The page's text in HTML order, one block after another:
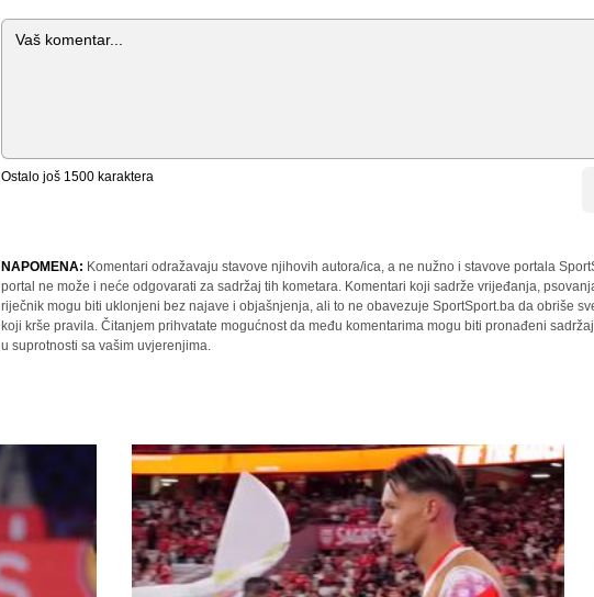
Komentar
Ostalo još 1500 karaktera
NAPOMENA: Komentari odražavaju stavove njihovih autora/ica, a ne nužno i stavove portala
portal ne može i neće odgovarati za sadržaj tih kometara. Komentari koji sadrže vrijeđanja,
riječnik mogu biti uklonjeni bez najave i objašnjenja, ali to ne obavezuje SportSport.ba da obriše
koji krše pravila. Čitanjem prihvatate mogućnost da među komentarima mogu biti pronađeni
u suprotnosti sa vašim uvjerenjima.